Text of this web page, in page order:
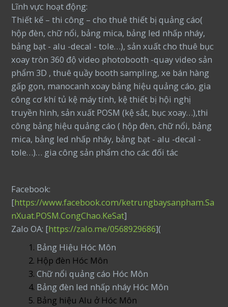
Lĩnh vực hoạt động:
Thiết kế – thi công – cho thuê thiết bị quảng cáo(
hộp đèn, chữ nổi, bảng mica, bảng led nhấp nháy,
bảng bạt - alu -decal - tole…), sản xuất cho thuê bục
xoay tròn 360 độ video photobooth -quay video sản
phẩm 3D , thuê quầy booth sampling, xe bán hàng
gấp gọn, manocanh xoay bảng hiệu quảng cáo, gia
công cơ khí tủ kệ máy tính, kệ thiết bị hội nghị
truyền hình, sản xuất POSM (kệ sắt, bục xoay…),thi
công bảng hiệu quảng cáo ( hộp đèn, chữ nổi, bảng
mica, bảng led nhấp nháy, bảng bạt - alu -decal -
tole…)… gia công sản phẩm cho các đối tác
Facebook:
[https://www.facebook.com/ketrungbaysanpham.Sa
nXuat.POSM.CongChao.KeSat]
Zalo OA: [https://zalo.me/0568929686](
Bảng Hiệu Hóc Môn
Hộp đèn Hóc Môn
Chữ nổi quảng cáo Hóc Môn
Bảng đèn led nhấp nháy Hóc Môn
Bảng hiệu Alu ở Hóc Môn